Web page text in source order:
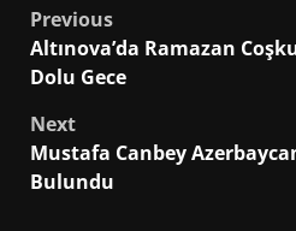
Post
navigation
Previous
Altınova’da Ramazan
Dolu Gece
Next
Mustafa Canbey
Bulundu